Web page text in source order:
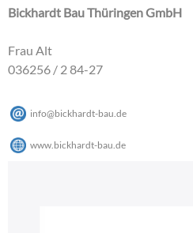
Bickhardt Bau Thüringen GmbH
Frau Alt
036256 / 2 84-27
info@bickhardt-bau.de
www.bickhardt-bau.de